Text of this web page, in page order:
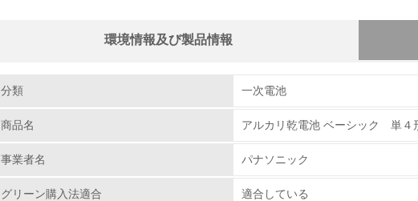
環境情報及び製品情報
1.環境取り組み体制
No.
分類 一次電池
商品名 アルカリ乾電池 ベーシック 単４
事業者名 パナソニック
グリーン購入法適合 適合している